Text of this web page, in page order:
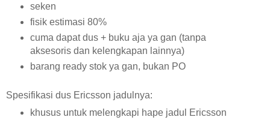
seken
fisik estimasi 80%
cuma dapat dus + buku aja ya gan (tanpa
aksesoris dan kelengkapan lainnya)
barang ready stok ya gan, bukan PO
Spesifikasi dus Ericsson jadulnya:
khusus untuk melengkapi hape jadul Ericsson